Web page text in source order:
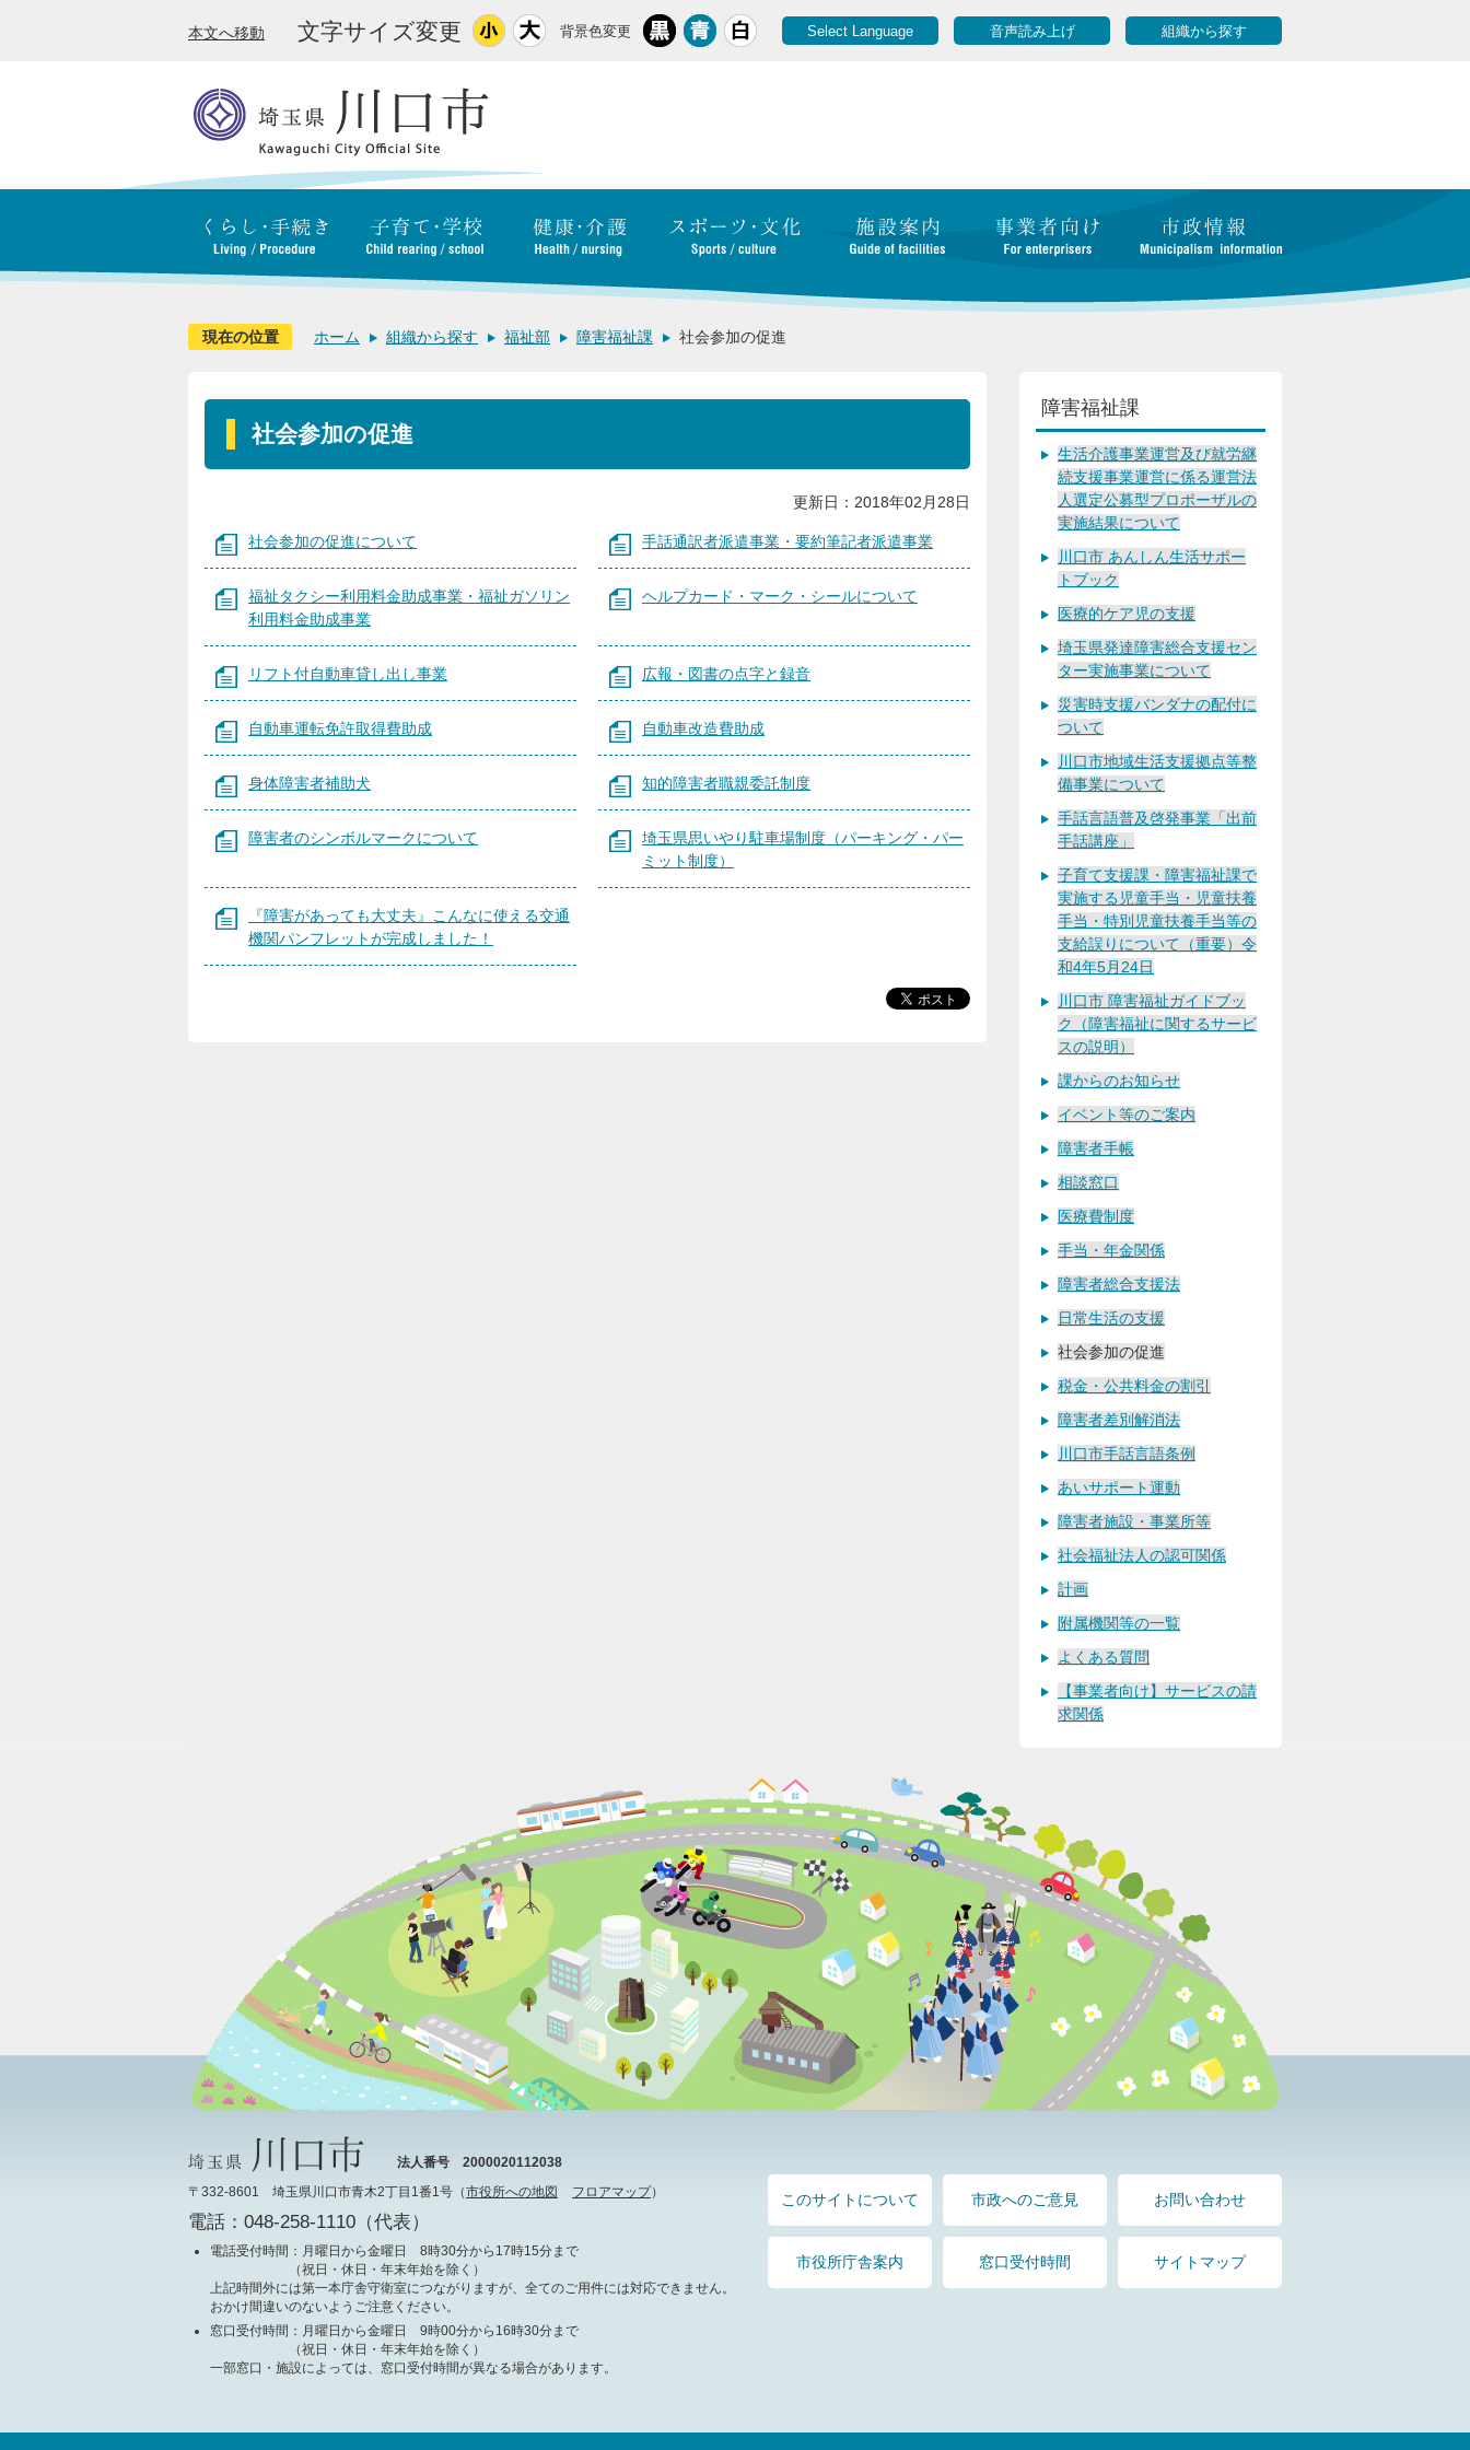
本文へ移動 文字サイズ変更 背景色変更 Select Language 音声読み上げ 組織から探す
現在の位置 ホーム 組織から探す 福祉部 障害福祉課 社会参加の促進
社会参加の促進
更新日：2018年02月28日
社会参加の促進について 手話通訳者派遣事業・要約筆記者派遣事業
福祉タクシー利用料金助成事業・福祉ガソリン
利用料金助成事業
ヘルプカード・マーク・シールについて
リフト付自動車貸し出し事業 広報・図書の点字と録音
自動車運転免許取得費助成 自動車改造費助成
身体障害者補助犬 知的障害者職親委託制度
障害者のシンボルマークについて
埼玉県思いやり駐車場制度（パーキング・パー
ミット制度）
『障害があっても大丈夫』こんなに使える交通
機関パンフレットが完成しました！
障害福祉課
生活介護事業運営及び就労継
続支援事業運営に係る運営法
人選定公募型プロポーザルの
実施結果について
川口市 あんしん生活サポー
トブック
医療的ケア児の支援
埼玉県発達障害総合支援セン
ター実施事業について
災害時支援バンダナの配付に
ついて
川口市地域生活支援拠点等整
備事業について
手話言語普及啓発事業「出前
手話講座」
子育て支援課・障害福祉課で
実施する児童手当・児童扶養
手当・特別児童扶養手当等の
支給誤りについて（重要）令
和4年5月24日
川口市 障害福祉ガイドブッ
ク（障害福祉に関するサービ
スの説明）
課からのお知らせ
イベント等のご案内
障害者手帳
相談窓口
医療費制度
手当・年金関係
障害者総合支援法
日常生活の支援
社会参加の促進
税金・公共料金の割引
障害者差別解消法
川口市手話言語条例
あいサポート運動
障害者施設・事業所等
社会福祉法人の認可関係
計画
附属機関等の一覧
よくある質問
【事業者向け】サービスの請
求関係
法人番号 2000020112038
〒332-8601 埼玉県川口市青木2丁目1番1号（市役所への地図 フロアマップ）
電話：048-258-1110（代表）
電話受付時間 ：月曜日から金曜日 8時30分から17時15分まで
（祝日・休日・年末年始を除く）
上記時間外には第一本庁舎守衛室につながりますが、全てのご用件には対応できません。
おかけ間違いのないようご注意ください。
窓口受付時間 ：月曜日から金曜日 9時00分から16時30分まで
（祝日・休日・年末年始を除く）
一部窓口・施設によっては、窓口受付時間が異なる場合があります。
このサイトについて 市政へのご意見 お問い合わせ
市役所庁舎案内 窓口受付時間 サイトマップ